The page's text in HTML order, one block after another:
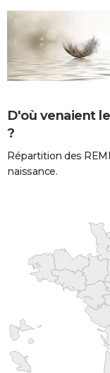
D'où venaient
?
Répartition des
naissance.